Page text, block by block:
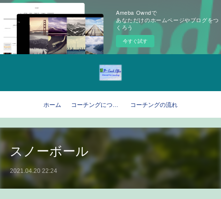
Ameba Owndで
あなただけのホームページやブログをつ
くろう
今すぐ試す
ホーム コーチングについて コーチングの流れ
スノーボール
2021.04.20 22:24